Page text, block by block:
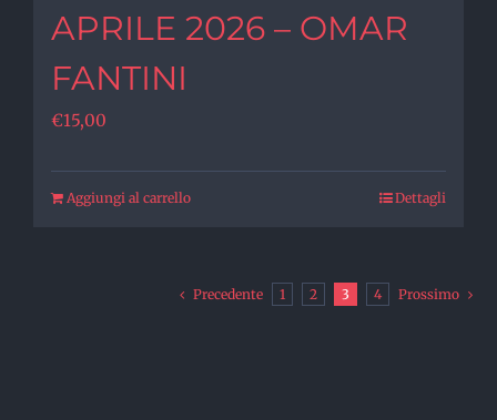
APRILE 2026 – OMAR
FANTINI
€15,00
Aggiungi al carrello Dettagli
Precedente 1 2 3 4 Prossimo